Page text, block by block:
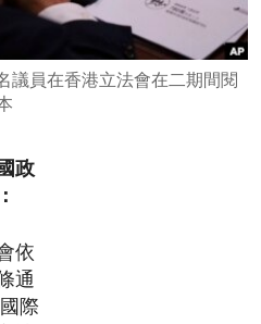
議員在香港立法會在二期間閱
政
依
通
際